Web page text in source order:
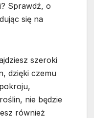
Sprawdź, o
się na
szeroki
dzięki czemu
nie będzie
również